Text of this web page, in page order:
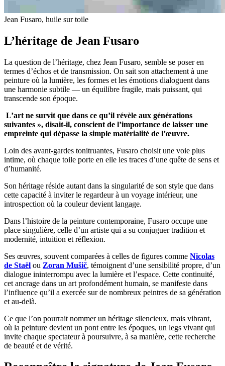
Jean Fusaro, huile sur toile
L’héritage de Jean Fusaro
La question de l’héritage, chez Jean Fusaro, semble se poser en
termes d’échos et de transmission. On sait son attachement à une
peinture où la lumière, les formes et les émotions dialoguent dans
une harmonie subtile — un équilibre fragile, mais puissant, qui
transcende son époque.
L’art ne survit que dans ce qu’il révèle aux générations
suivantes », disait-il, conscient de l’importance de laisser une
empreinte qui dépasse la simple matérialité de l’œuvre.
Loin des avant-gardes tonitruantes, Fusaro choisit une voie plus
intime, où chaque toile porte en elle les traces d’une quête de sens et
d’humanité.
Son héritage réside autant dans la singularité de son style que dans
cette capacité à inviter le regardeur à un voyage intérieur, une
introspection où la couleur devient langage.
Dans l’histoire de la peinture contemporaine, Fusaro occupe une
place singulière, celle d’un artiste qui a su conjuguer tradition et
modernité, intuition et réflexion.
Ses œuvres, souvent comparées à celles de figures comme Nicolas
de Staël ou Zoran Mušič, témoignent d’une sensibilité propre, d’un
dialogue ininterrompu avec la lumière et l’espace. Cette continuité,
cet ancrage dans un art profondément humain, se manifeste dans
l’influence qu’il a exercée sur de nombreux peintres de sa génération
et au-delà.
Ce que l’on pourrait nommer un héritage silencieux, mais vibrant,
où la peinture devient un pont entre les époques, un legs vivant qui
invite chaque spectateur à poursuivre, à sa manière, cette recherche
de beauté et de vérité.